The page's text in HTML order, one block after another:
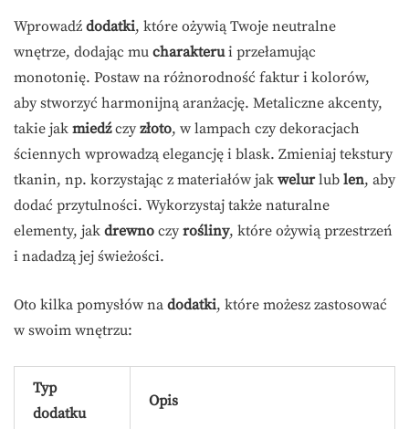
Wprowadź dodatki, które ożywią Twoje neutralne
wnętrze, dodając mu charakterui przełamując
monotonię. Postaw na różnorodność faktur i kolorów,
aby stworzyć harmonijną aranżację. Metaliczne akcenty,
takie jak miedźczy złoto, w lampach czy dekoracjach
ściennych wprowadzą elegancję i blask. Zmieniaj tekstury
tkanin, np. korzystając z materiałów jak welurlub len, aby
dodać przytulności. Wykorzystaj także naturalne
elementy, jak drewno czy rośliny, które ożywią przestrzeń
i nadadzą jej świeżości.
Oto kilka pomysłów na dodatki, które możesz zastosować
w swoim wnętrzu:
Typ
dodatku
Opis